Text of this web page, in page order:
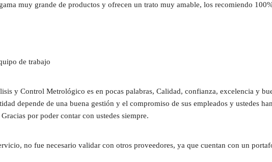
muy grande de productos y ofrecen un trato muy amable, los recomiendo
de trabajo
y Control Metrológico es en pocas palabras, Calidad, confianza, excelencia y
depende de una buena gestión y el compromiso de sus empleados y ustedes
por poder contar con ustedes siempre.
no fue necesario validar con otros proveedores, ya que cuentan con un